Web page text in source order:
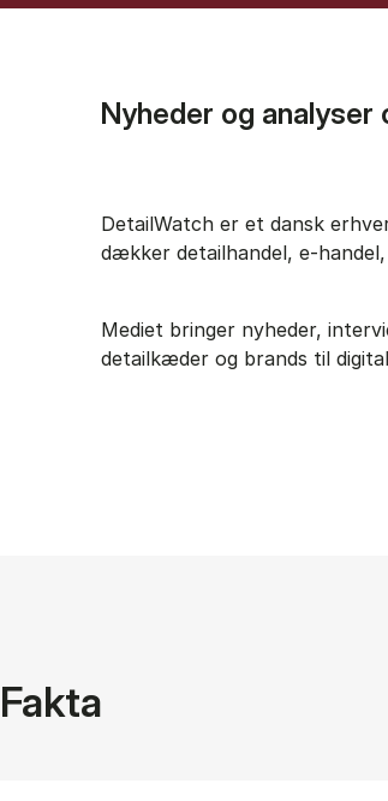
Nyheder og
DetailWatch er et dansk
dækker detailhandel, e-
Mediet bringer nyheder,
detailkæder og brands til
Fakta